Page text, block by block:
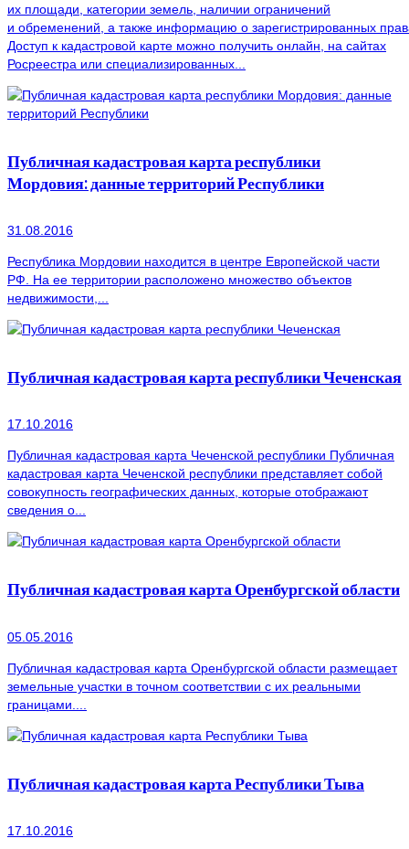
их площади, категории земель, наличии ограничений
и обременений, а также информацию о зарегистрированных
Доступ к кадастровой карте можно получить онлайн, на сайтах
Росреестра или специализированных...
Публичная кадастровая карта республики
Мордовия: данные территорий Республики
31.08.2016
Республика Мордовии находится в центре Европейской части
РФ. На ее территории расположено множество объектов
недвижимости,...
Публичная кадастровая карта республики Чеченская
17.10.2016
Публичная кадастровая карта Чеченской республики Публичная
кадастровая карта Чеченской республики представляет собой
совокупность географических данных, которые отображают
сведения о...
Публичная кадастровая карта Оренбургской области
05.05.2016
Публичная кадастровая карта Оренбургской области размещает
земельные участки в точном соответствии с их реальными
границами....
Публичная кадастровая карта Республики Тыва
17.10.2016